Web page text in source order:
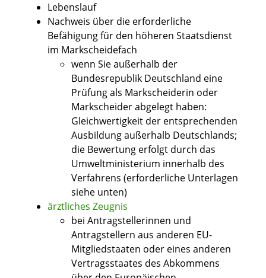
Lebenslauf
Nachweis über die erforderliche
Befähigung für den höheren Staatsdienst
im Markscheidefach
wenn Sie außerhalb der
Bundesrepublik Deutschland eine
Prüfung als Markscheiderin oder
Markscheider abgelegt haben:
Gleichwertigkeit der entsprechenden
Ausbildung außerhalb Deutschlands;
die Bewertung erfolgt durch das
Umweltministerium innerhalb des
Verfahrens (erforderliche Unterlagen
siehe unten)
ärztliches Zeugnis
bei Antragstellerinnen und
Antragstellern aus anderen EU-
Mitgliedstaaten oder eines anderen
Vertragsstaates des Abkommens